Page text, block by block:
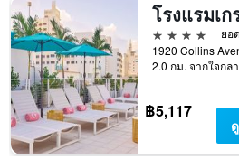
4 ดาว
ยอ
2.0 กม. จากใจกล
฿5,117